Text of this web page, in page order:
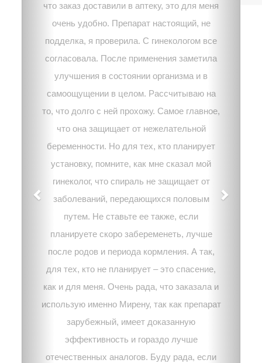
что заказ доставили в аптеку, это для меня
очень удобно. Препарат настоящий, не
подделка, я проверила. С гинекологом все
согласовала. После применения заметила
улучшения в состоянии организма и в
самоощущении в целом. Рассчитываю на
то, что долго с ней прохожу. Самое главное,
что она защищает от нежелательной
беременности. Но для тех, кто планирует
установку, помните, как мне сказал мой
гинеколог, что спираль не защищает от
заболеваний, передающихся половым
путем. Не ставьте ее также, если
планируете скоро забеременеть, лучше
после родов и периода кормления. А так,
для тех, кто не планирует – это спасение,
как и для меня. Очень рада, что заказала и
использую именно Мирену, так как препарат
зарубежный, имеет доказанную
эффективность и гораздо лучше
отечественных аналогов. Буду рада, если